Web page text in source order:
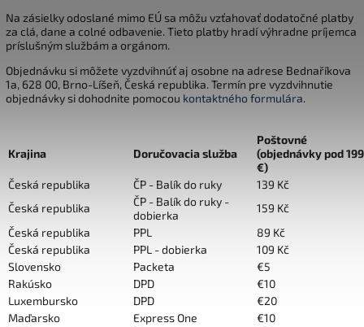
Na zásielky odoslané mimo EÚ sa môžu vzťahovať dodatočné platby
za clá, dane a colné odbavenie. Tieto platby hradí výhradne príjemca
príslušným službám a orgánom.
Objednávku si môžete vyzdvihnúť aj osobne na adrese Bednaříkova
1a, 628 00, Brno-Líšeň, Česká republika. Termín pre vyzdvihnutie
objednávky si dohodnite pomocou kontaktného formulára.
Krajina Doručovacia služba
Poštovné
(objednávky pod 199
€)
Česká republika
ČP - Balík do ruky
139 Kč
Česká republika
ČP - Balík do ruky -
dobierka
159 Kč
Česká republika
PPL
89 Kč
Česká republika
PPL - dobierka
109 Kč
Slovensko
Packeta
€5
Rakúsko
DPD
€10
Luxembursko
DPD
€20
Maďarsko
Express One
€10